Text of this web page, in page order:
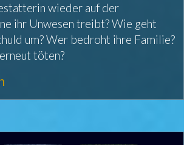
wieder auf der
ihr Unwesen treibt? Wie geht
um? Wer bedroht ihre Familie?
töten?